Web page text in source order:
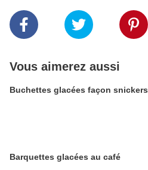
Vous aimerez aussi
Buchettes glacées façon snickers
Barquettes glacées au café